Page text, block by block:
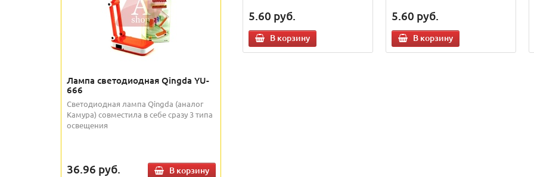
Лампа светодиодная Qingda YU-
666
Светодиодная лампа Qingda (аналог
Камура) совместила в себе сразу 3 типа
освещения
36.96 руб. В корзину
5.60 руб.
В корзину
5.60 руб.
В корзину